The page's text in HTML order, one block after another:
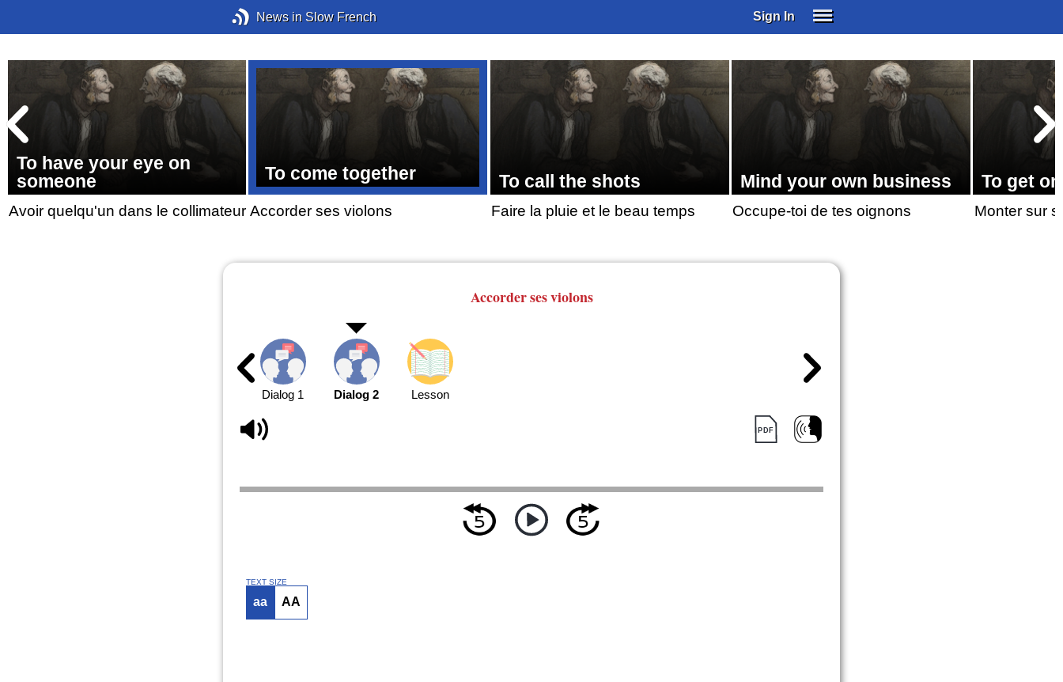
News in Slow French Sign In
SUBSCRIBE
EDUCATIONAL LICENSES
GIFT CARDS
OTHER LANGUAGES
ABOUT US
ALEXA
ADJUST COLORS
To have your eye on
someone
Avoir quelqu'un dans le collimateur
To come together
Accorder ses violons
To call the shots
Faire la pluie et le beau temps
Mind your own business
Occupe-toi de tes oignons
To get
Monter sur
Accorderses violons
Dialog 1 Dialog 2 Lesson
TEXT SIZE
aa AA